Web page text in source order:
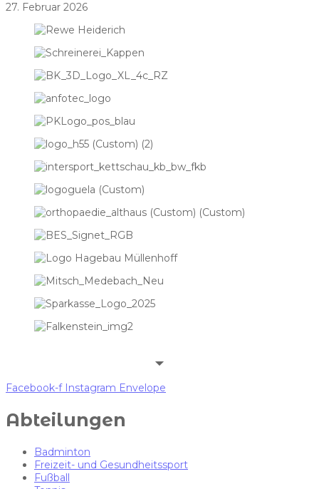
27. Februar 2026
Facebook-f Instagram Envelope
Abteilungen
Badminton
Freizeit- und Gesundheitssport
Fußball